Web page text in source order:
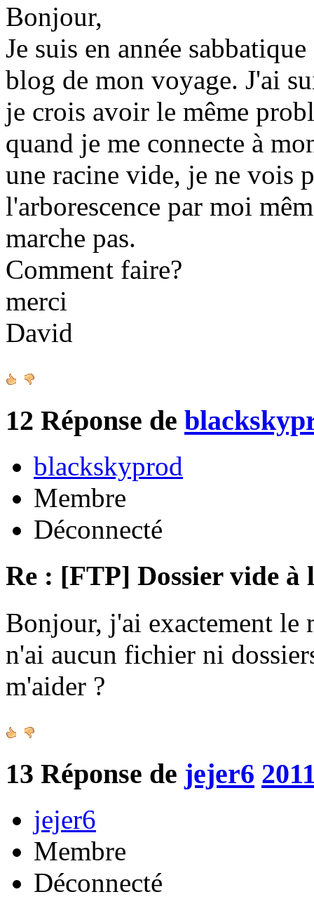
Bonjour,
Je suis en année
blog de mon voyage. J'ai
je crois avoir le même
quand je me connecte à
une racine vide, je ne vois
l'arborescence par moi
marche pas.
Comment faire?
merci
David
12 Réponse de
blackskyprod
Membre
Déconnecté
Re : [FTP] Dossier vide à
Bonjour, j'ai exactement le
n'ai aucun fichier ni
m'aider ?
13 Réponse de jejer6
jejer6
Membre
Déconnecté